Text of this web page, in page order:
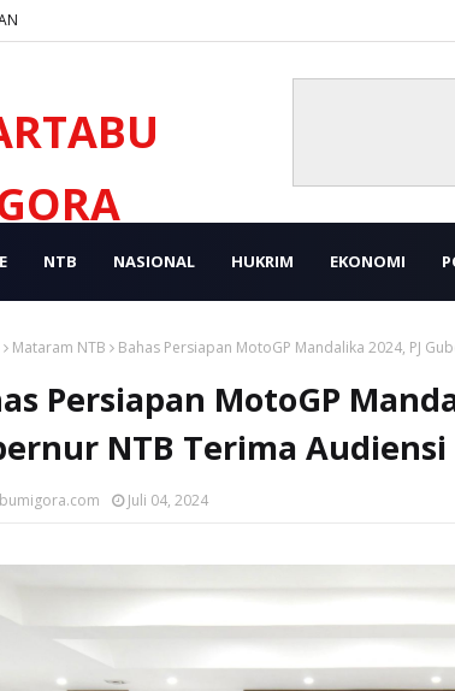
NTB NASIONAL HUKRIM EKONOMI
Mataram NTB Bahas Persiapan MotoGP Mandalika 2024, PJ
Persiapan MotoGP
NTB Terima Audiensi
Juli 04, 2024